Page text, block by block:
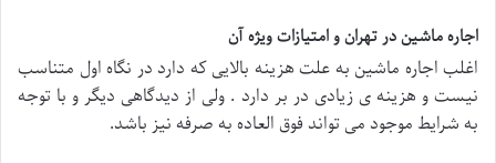
اجاره ماشین در تهران و امتیازات ویژه آن
اغلب اجاره ماشین به علت هزینه بالایی که دارد در نگاه اول متناسب
نیست و هزینه ی زیادی در بر دارد . ولی از دیدگاهی دیگر و با توجه
به شرایط موجود می تواند فوق العاده به صرفه نیز باشد.